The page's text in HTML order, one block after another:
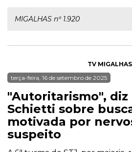
MIGALHAS nº 1.920
TV MIGALHAS
terça-feira, 16 de setembro de 2025
"Autoritarismo",
Schietti sobre
motivada por
suspeito